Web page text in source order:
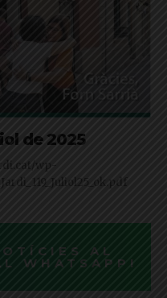
de 2025
wp-
AL
WHATSAPP!